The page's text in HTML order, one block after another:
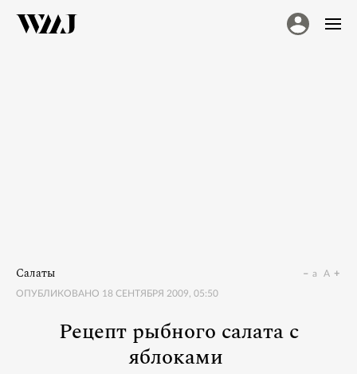
Салаты
ОПУБЛИКОВАНО 18 СЕНТЯБРЯ 2009, 05:50
a A
Рецепт рыбного салата с
яблоками